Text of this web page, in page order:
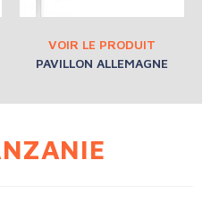
PAVILLON ALLEMAGNE